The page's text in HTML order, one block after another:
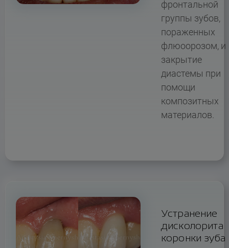
фронтальной
группы зубов,
пораженных
флюоорозом, и
закрытие
диастемы при
помощи
композитных
материалов.
Устранение
дисколорита
коронки зуба